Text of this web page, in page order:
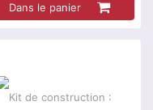
Dans le panier